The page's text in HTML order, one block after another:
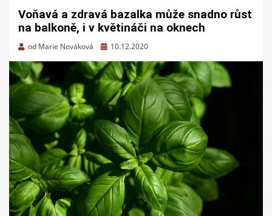
Voňavá a zdravá bazalka může snadno růst
na balkoně, i v květináči na oknech
od Marie Nováková
Zveřejněno
10.12.2020